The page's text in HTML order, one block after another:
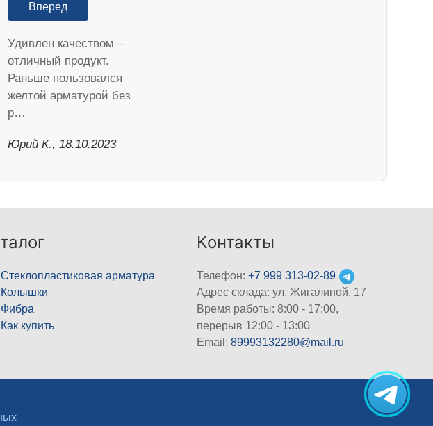
Вперед
Удивлен качеством –
отличный продукт.
Раньше пользовался
желтой арматурой без
р…
Юрий К., 18.10.2023
Стеклопластиковая арматура
Колышки
Фибра
Как купить
Контакты
Телефон:+7 999 313-02-89
Адрес склада: ул. Жигалиной, 17
Время работы: 8:00 - 17:00,
перерыв 12:00 - 13:00
Email:89993132280@mail.ru